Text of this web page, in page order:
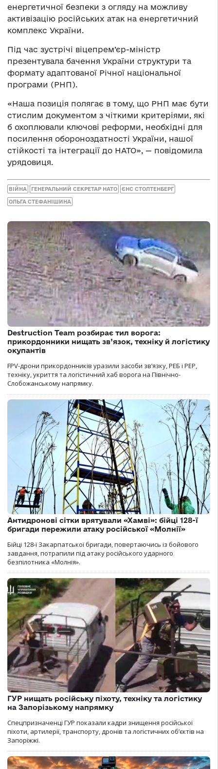
енергетичної безпеки з огляду на можливу
активізацію російських атак на енергетичний
комплекс України.
Під час зустрічі віцепрем’єр-міністр
презентувала бачення України структури та
формату адаптованої Річної національної
програми (РНП).
«Наша позиція полягає в тому, що РНП має бути
стислим документом з чіткими критеріями, які
б охоплювали ключові реформи, необхідні для
посилення обороноздатності України, нашої
стійкості та інтеграції до НАТО», — повідомила
урядовиця.
ВІЙНА ГЕНЕРАЛЬНИЙ СЕКРЕТАР НАТО ЄНС СТОЛТЕНБЕРГ
ОЛЬГА СТЕФАНІШИНА
Destruction Team розбирає тил ворога:
прикордонники нищать зв’язок, техніку й логістику
окупантів
FPV-дрони прикордонників уразили засоби зв’язку, РЕБ і РЕР,
техніку, укриття та логістичний хаб ворога на Північно-
Слобожанському напрямку.
Антидронові сітки врятували «Хамві»: бійці 128-ї
бригади пережили атаку російської «Молнії»
Бійці 128-ї Закарпатської бригади, повертаючись із бойового
завдання, потрапили під атаку російського ударного
безпілотника «Молнія».
ГУР нищать російську піхоту, техніку та логістику
на Запорізькому напрямку
Спецпризначенці ГУР показали кадри знищення російської
піхоти, артилерії, транспорту, дронів та логістичних об’єктів на
Запоріжжі.